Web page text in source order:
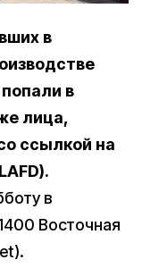
в
в
лица,
ссылкой на
в
Восточная